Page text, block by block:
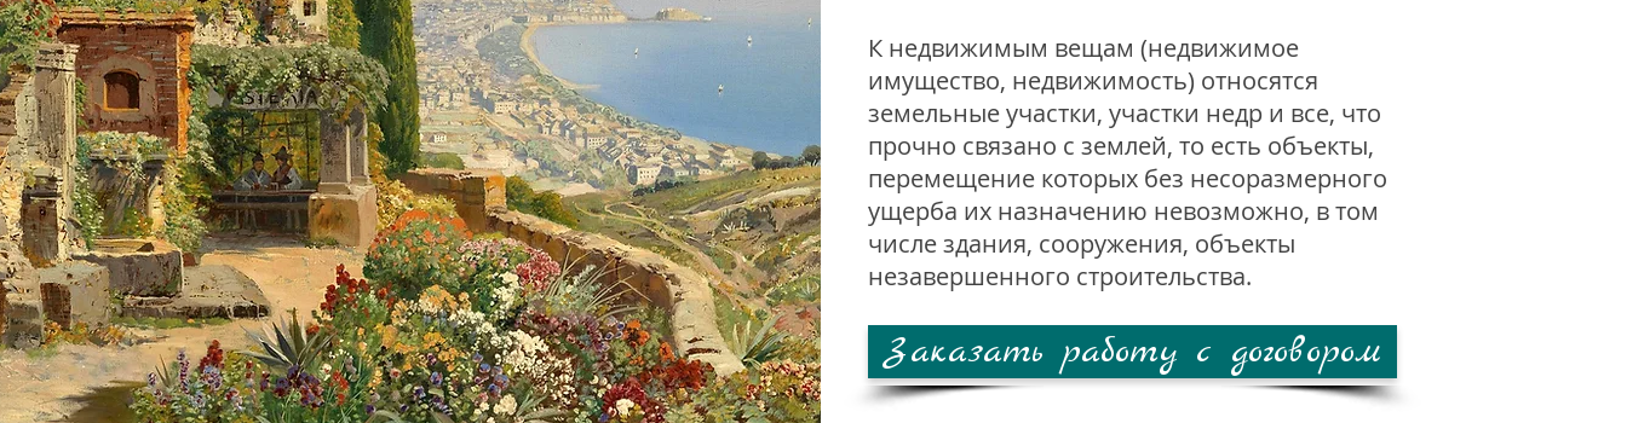
К недвижимым вещам (недвижимое
имущество, недвижимость) относятся
земельные участки, участки недр и все, что
прочно связано с землей, то есть объекты,
перемещение которых без несоразмерного
ущерба их назначению невозможно, в том
числе здания, сооружения, объекты
незавершенного строительства.
Заказать работу с договором